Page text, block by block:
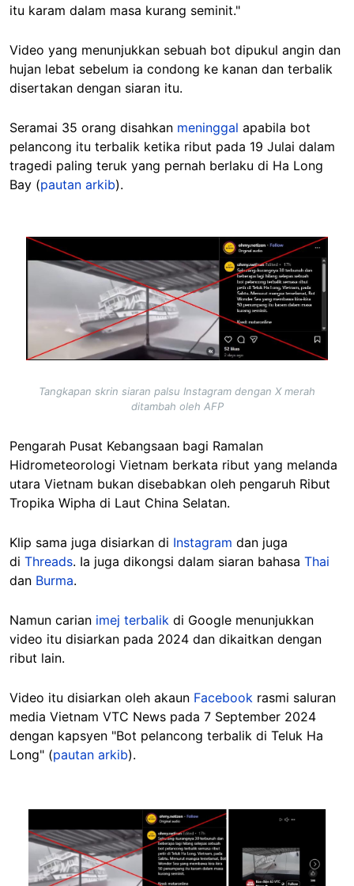
itu karam dalam masa kurang seminit."
Video yang menunjukkan sebuah bot dipukul angin dan
hujan lebat sebelum ia condong ke kanan dan terbalik
disertakan dengan siaran itu.
Seramai 35 orang disahkan meninggal apabila bot
pelancong itu terbalik ketika ribut pada 19 Julai dalam
tragedi paling teruk yang pernah berlaku di Ha Long
Bay (pautan arkib).
Image
Tangkapan skrin siaran palsu Instagram dengan X merah
ditambah oleh AFP
Pengarah Pusat Kebangsaan bagi Ramalan
Hidrometeorologi Vietnam berkata ribut yang melanda
utara Vietnam bukan disebabkan oleh pengaruh Ribut
Tropika Wipha di Laut China Selatan.
Klip sama juga disiarkan di Instagram dan juga
di Threads. Ia juga dikongsi dalam siaran bahasa Thai
dan Burma.
Namun carian imej terbalik di Google menunjukkan
video itu disiarkan pada 2024 dan dikaitkan dengan
ribut lain.
Video itu disiarkan oleh akaun Facebook rasmi saluran
media Vietnam VTC News pada 7 September 2024
dengan kapsyen "Bot pelancong terbalik di Teluk Ha
Long" (pautan arkib).